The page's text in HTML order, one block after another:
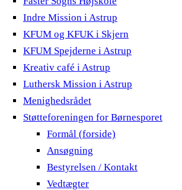
Indre Mission i Astrup
KFUM og KFUK i Skjern
KFUM Spejderne i Astrup
Kreativ café i Astrup
Luthersk Mission i Astrup
Menighedsrådet
Støtteforeningen for Børnesporet
Formål (forside)
Ansøgning
Bestyrelsen / Kontakt
Vedtægter